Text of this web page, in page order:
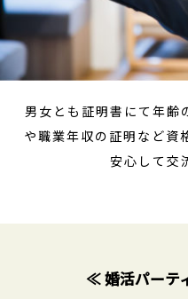
男女とも証明書にて年齢
や職業年収の証明など資
安心して交
≪ 婚活パーテ